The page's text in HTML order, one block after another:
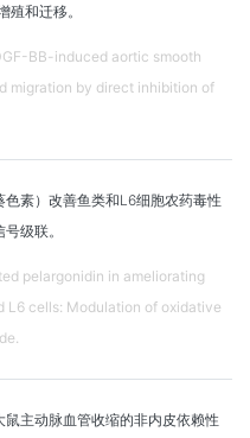
殖和迁移。
BB-induced aortic smooth
migration by direct inhibition of
素）改善鱼类和L6细胞农药毒性
级联。
pelargonidin in ameliorating
L6 cells: Modulation of oxidative
主动脉血管收缩的非内皮依赖性